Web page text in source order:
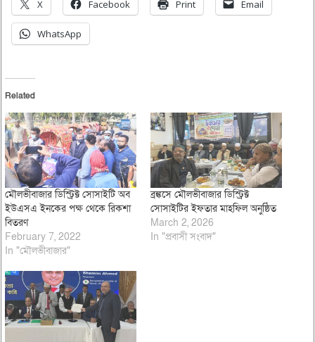
X Facebook Print Email
WhatsApp
Related
মৌলভীবাজার ডিস্ট্রিক্ট সোসাইটি অব
ইউএসএ ইনকের পক্ষ থেকে রিকশা
বিতরণ
February 7, 2022
In "মৌলভীবাজার"
ব্রঙ্কসে মৌলভীবাজার ডিস্ট্রিক্ট
সোসাইটির ইফতার মাহফিল অনুষ্ঠিত
March 2, 2026
In "প্রবাসী সংবাদ"